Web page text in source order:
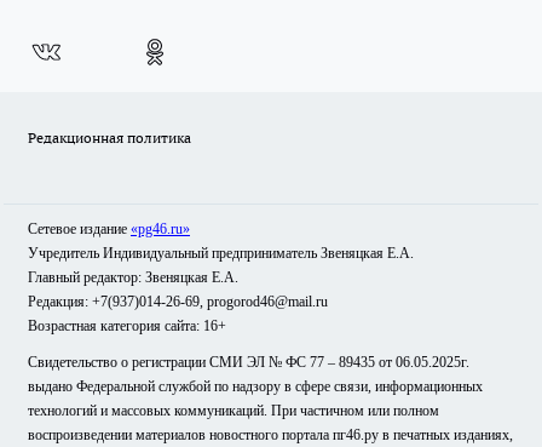
Редакционная политика
Сетевое издание «pg46.ru»
Учредитель Индивидуальный предприниматель Звеняцкая Е.А.
Главный редактор: Звеняцкая Е.А.
Редакция: +7(937)014-26-69, progorod46@mail.ru
Возрастная категория сайта: 16+
Свидетельство о регистрации СМИ ЭЛ № ФС 77 – 89435 от 06.05.2025г.
выдано Федеральной службой по надзору в сфере связи, информационных
технологий и массовых коммуникаций. При частичном или полном
воспроизведении материалов новостного портала пг46.ру в печатных изданиях,